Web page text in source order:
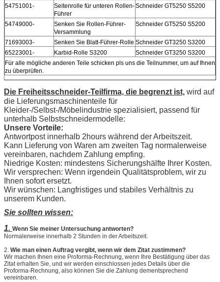
54751001-
Seitenrolle für unteren Rollen-
Führer
Schneider GT5250 S5200
54749000-
Senken Sie Rollen-Führer-
Versammlung
Schneider GT5250 S5200
71693003- Senken Sie Blatt-Führer-Rolle Schneider GT3250 S3200
65223001-
Karbid-Rolle S3200
Schneider GT3250 S3200
Für alle mögliche anderen Teile schicken pls uns die Teilnummer, um auf Ihnen
zu überprüfen.
Die Freiheitsschneider-Teilfirma, die begrenzt ist, wird auf
die Lieferungsmaschinenteile für
Kleider-/Selbst-/Möbelindustrie spezialisiert, passend für
unterhalb Selbstschneidermodelle:
Unsere Vorteile:
Antwortpost innerhalb 2hours während der Arbeitszeit.
Kann Lieferung von Waren am zweiten Tag normalerweise
vereinbaren, nachdem Zahlung empfing.
Niedrige Kosten: mindestens Sicherungshälfte Ihrer Kosten.
Wir versprechen: Wenn irgendein Qualitätsproblem, wir zu
Ihnen sofort ersetzt.
Wir wünschen: Langfristiges und stabiles Verhältnis zu
unserem Kunden.
Sie sollten wissen:
1. Wenn Sie meiner Untersuchung antworten?
Normalerweise innerhalb 2 Stunden in der Arbeitszeit.
2. Wie man einen Auftrag vergibt, wenn wir dem Zitat zustimmen?
Wir machen Ihnen eine Proforma-Rechnung, wenn Ihre Bestätigung über das
Zitat erhalten Sie, und wir werden einschlossen jedes Details über die
Proforma-Rechnung, also können Sie die Zahlung dementsprechend
vereinbaren.